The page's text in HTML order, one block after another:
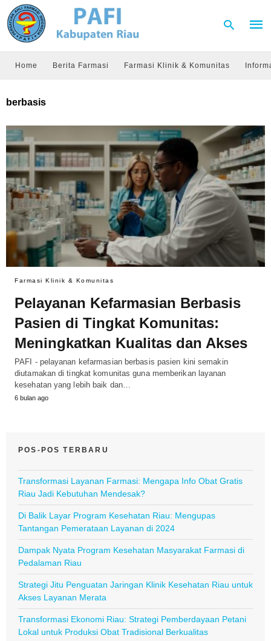
and
hit
Home Berita Farmasi Farmasi Klinik & Komunitas
berbasis
Farmasi Klinik & Komunitas
Pelayanan Kefarmasian Berbasis
Pasien di Tingkat Komunitas:
Meningkatkan Kualitas dan Akses
PAFI - pelayanan kefarmasian berbasis pasien kini semakin
diutamakan di tingkat komunitas guna memberikan layanan
kesehatan yang lebih baik dan…
6 bulan ago
POS-POS TERBARU
Transformasi Layanan Farmasi: Mengapa Info Obat Gratis
Riau Jadi Kebutuhan Mendesak?
Di Balik Layar Program Kesehatan Riau: Mengupas
Tantangan Pemerataan Layanan di 2024
Dampak Nyata Program Kesehatan Masyarakat Farmasi di
Pedalaman Riau
Strategi Jitu Penguatan Jaringan Klinik Kesehatan Riau untuk
Akses Layanan Merata
Transformasi Ekonomi Riau: Strategi Pemberdayaan Petani
Lokal untuk Produksi Obat Tradisional Berkualitas